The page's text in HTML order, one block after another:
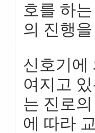
호를 하
의 진행
신호기에
여지고
는 진로
에 따라